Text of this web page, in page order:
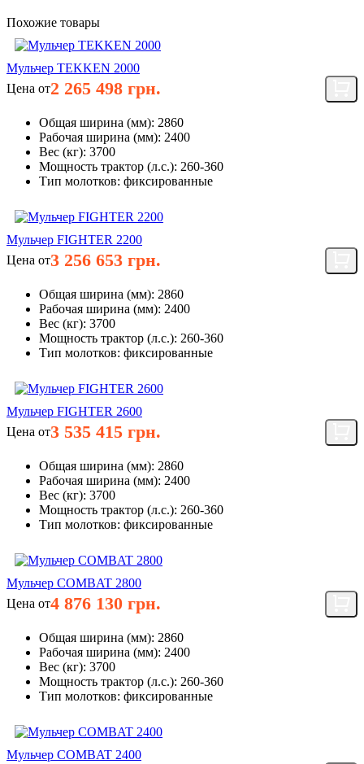
Похожие товары
Мульчер TEKKEN 2000
Цена от2 265 498 грн.
Общая ширина (мм): 2860
Рабочая ширина (мм): 2400
Вес (кг): 3700
Мощность трактор (л.с.): 260-360
Тип молотков: фиксированные
Мульчер FIGHTER 2200
Цена от3 256 653 грн.
Общая ширина (мм): 2860
Рабочая ширина (мм): 2400
Вес (кг): 3700
Мощность трактор (л.с.): 260-360
Тип молотков: фиксированные
Мульчер FIGHTER 2600
Цена от3 535 415 грн.
Общая ширина (мм): 2860
Рабочая ширина (мм): 2400
Вес (кг): 3700
Мощность трактор (л.с.): 260-360
Тип молотков: фиксированные
Мульчер COMBAT 2800
Цена от4 876 130 грн.
Общая ширина (мм): 2860
Рабочая ширина (мм): 2400
Вес (кг): 3700
Мощность трактор (л.с.): 260-360
Тип молотков: фиксированные
Мульчер COMBAT 2400